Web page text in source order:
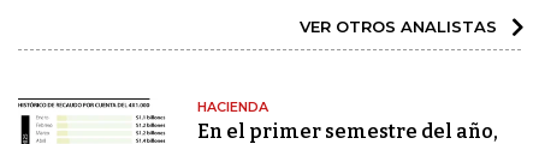
VER OTROS ANALISTAS
HACIENDA
En el primer semestre del año,